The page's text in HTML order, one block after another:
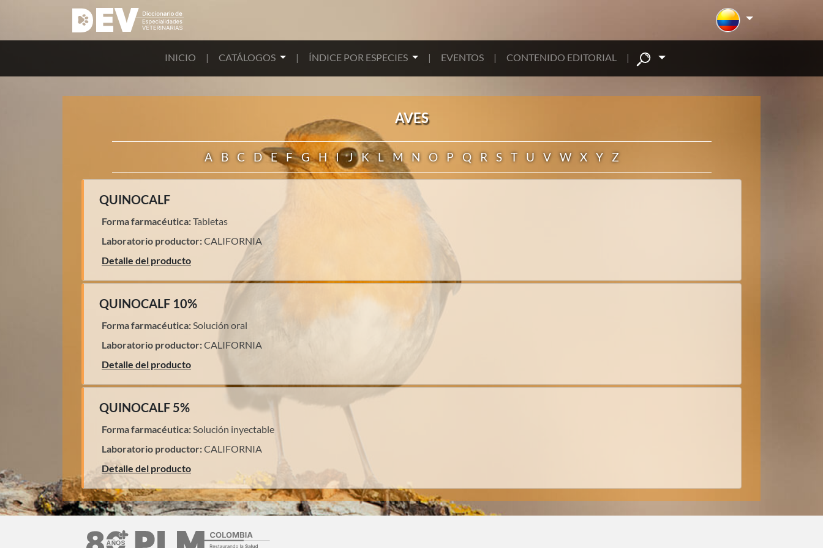
INICIO | CATÁLOGOS | ÍNDICE POR ESPECIES | EVENTOS | CONTENIDO EDITORIAL |
AVES
A B C D E F G H I J K L M N O P Q R S T U V W X Y Z
QUINOCALF
Forma farmacéutica:Tabletas
Laboratorio productor:CALIFORNIA
Detalle del producto
QUINOCALF 10%
Forma farmacéutica: Solución oral
Laboratorio productor:CALIFORNIA
Detalle del producto
QUINOCALF 5%
Forma farmacéutica: Solución inyectable
Laboratorio productor:CALIFORNIA
Detalle del producto